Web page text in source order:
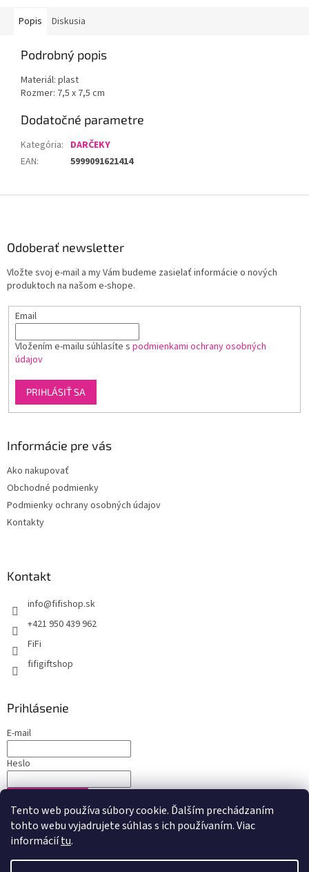
Tento web používa súbory cookie. Ďalším prechádzaním
tohto webu vyjadrujete súhlas s ich používaním. Viac
informáciítu.
Popis Diskusia
Podrobný popis
Materiál: plast
Rozmer: 7,5 x 7,5 cm
Dodatočné parametre
Kategória: DARČEKY
EAN: 5999091621414
Odoberať newsletter
Vložte svoj e-mail a my Vám budeme zasielať informácie o nových
produktoch na našom e-shope.
Email
Vložením e-mailu súhlasíte s podmienkami ochrany osobných
údajov
PRIHLÁSIŤ SA
Informácie pre vás
Ako nakupovať
Obchodné podmienky
Podmienky ochrany osobných údajov
Kontakty
Kontakt
info@fifishop.sk
+421 950 439 962
FiFi
fifigiftshop
Prihlásenie
E-mail
Heslo
Nová registráciaZabudnuté heslo